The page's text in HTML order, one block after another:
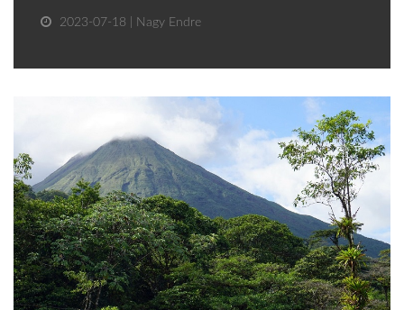
2023-07-18 | Nagy Endre